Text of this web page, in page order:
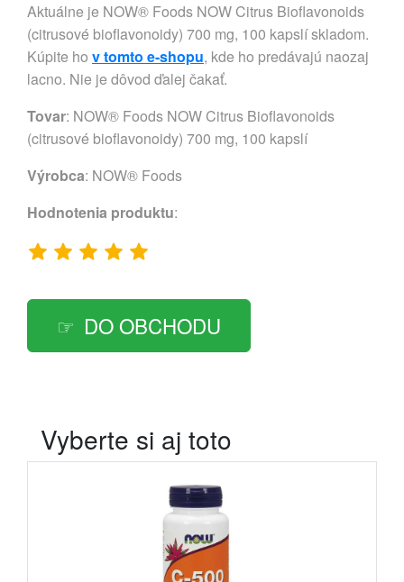
Aktuálne je NOW® Foods NOW Citrus Bioflavonoids
(citrusové bioflavonoidy) 700 mg, 100 kapslí skladom.
Kúpite ho v tomto e-shopu, kde ho predávajú naozaj
lacno. Nie je dôvod ďalej čakať.
Tovar: NOW® Foods NOW Citrus Bioflavonoids
(citrusové bioflavonoidy) 700 mg, 100 kapslí
Výrobca: NOW® Foods
Hodnotenia produktu:
DO OBCHODU
Vyberte si aj toto